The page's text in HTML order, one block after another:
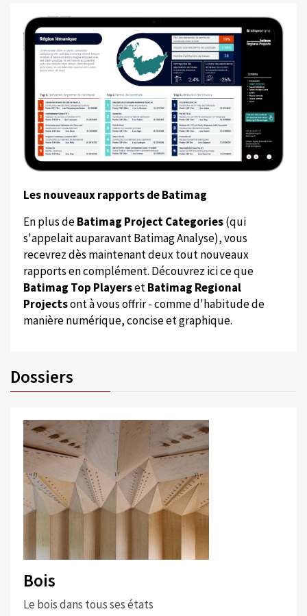
Les nouveaux rapports de Batimag
En plus deBatimag Project Categories(qui
s'appelait auparavant Batimag Analyse), vous
recevrez dès maintenant deux tout nouveaux
rapports en complément. Découvrez ici ce que
Batimag Top PlayersetBatimag Regional
Projectsont à vous offrir - comme d'habitude de
manière numérique, concise et graphique.
Dossiers
Bois
Le bois dans tous ses états